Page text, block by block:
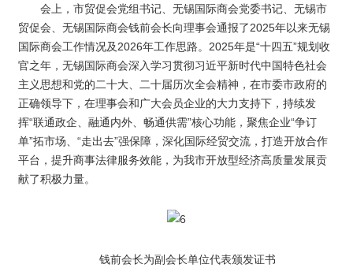
会上，市贸促会党组书记、无锡国际商会党委书记、无锡市
贸促会、无锡国际商会钱前会长向理事会通报了2025年以来无锡
国际商会工作情况及2026年工作思路。2025年是“十四五”规划收
官之年，无锡国际商会深入学习贯彻习近平新时代中国特色社会
主义思想和党的二十大、二十届历次全会精神，在市委市政府的
正确领导下，在理事会和广大会员企业的大力支持下，持续发
挥“联通政企、融通内外、畅通供需”核心功能，聚焦企业“争订
单”拓市场、“走出去”强保障，深化国际经贸交流，打造开放合作
平台，提升商事法律服务效能，为我市开放型经济高质量发展贡
献了积极力量。
钱前会长为副会长单位代表颁发证书